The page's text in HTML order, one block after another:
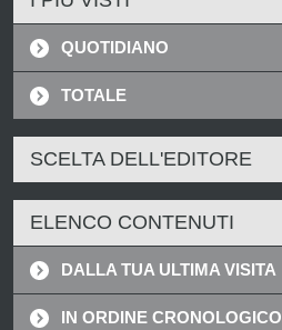
QUOTIDIANO
TOTALE
SCELTA DELL'EDITORE
ELENCO CONTENUTI
DALLA TUA ULTIMA VISITA
IN ORDINE CRONOLOGICO